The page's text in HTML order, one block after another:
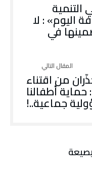
اليوم» : لا
في
من اقتناء
حماية أطفالنا
جماعية..!